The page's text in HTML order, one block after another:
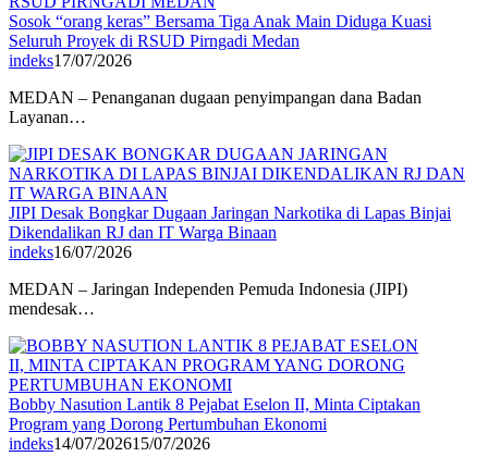
Sosok “orang keras” Bersama Tiga Anak Main Diduga Kuasi
Seluruh Proyek di RSUD Pirngadi Medan
indeks17/07/2026
MEDAN – Penanganan dugaan penyimpangan dana Badan
Layanan…
JIPI Desak Bongkar Dugaan Jaringan Narkotika di Lapas Binjai
Dikendalikan RJ dan IT Warga Binaan
indeks16/07/2026
MEDAN – Jaringan Independen Pemuda Indonesia (JIPI)
mendesak…
Bobby Nasution Lantik 8 Pejabat Eselon II, Minta Ciptakan
Program yang Dorong Pertumbuhan Ekonomi
indeks14/07/202615/07/2026